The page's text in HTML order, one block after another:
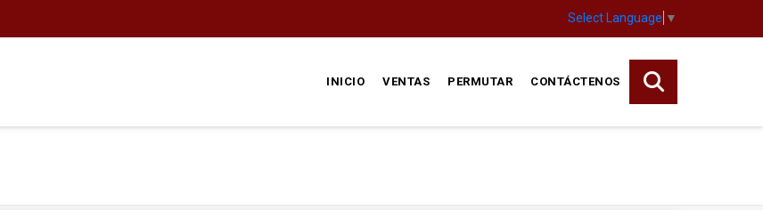
Select Language ▼
INICIO VENTAS PERMUTAR CONTÁCTENOS